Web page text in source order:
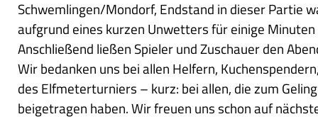
Schwemlingen/Mondorf, Endstand in dieser Partie
aufgrund eines kurzen Unwetters für einige
Anschließend ließen Spieler und Zuschauer den
Wir bedanken uns bei allen Helfern,
des Elfmeterturniers – kurz: bei allen, die zum
beigetragen haben. Wir freuen uns schon auf